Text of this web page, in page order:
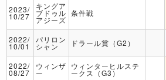
2023/
10/27
キングア
ブドゥル
アジーズ
条件戦
2022/
10/01
パリロン
シャン ドラール賞（G2）
2022/
08/27
ウィンザ
ー
ウィンターヒルステ
ークス（G3）